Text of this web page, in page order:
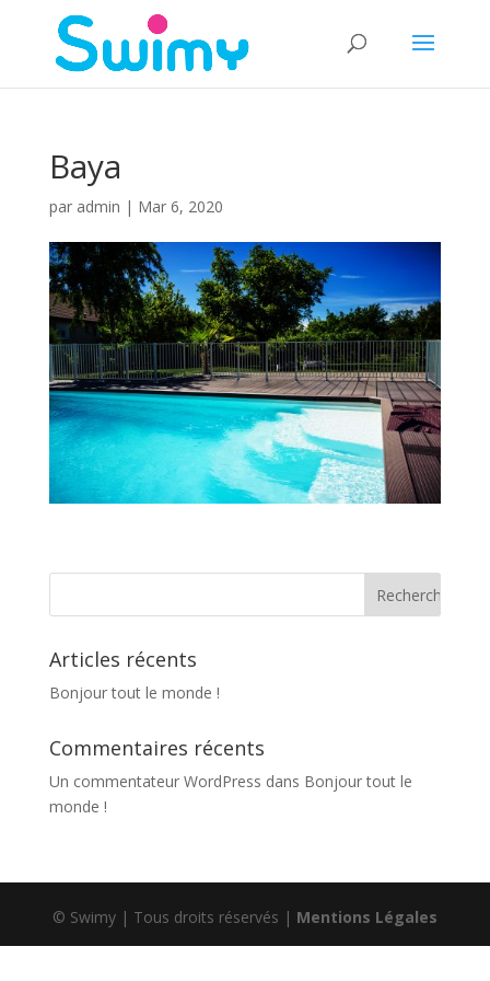
Baya
par admin | Mar 6, 2020
Articles récents
Bonjour tout le monde !
Commentaires récents
Un commentateur WordPress dans Bonjour tout le
monde !
© Swimy | Tous droits réservés | Mentions Légales